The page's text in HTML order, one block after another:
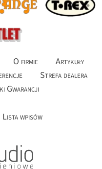
O firmie
Artykuły
Strefa dealera
Gwarancji
Lista wpisów